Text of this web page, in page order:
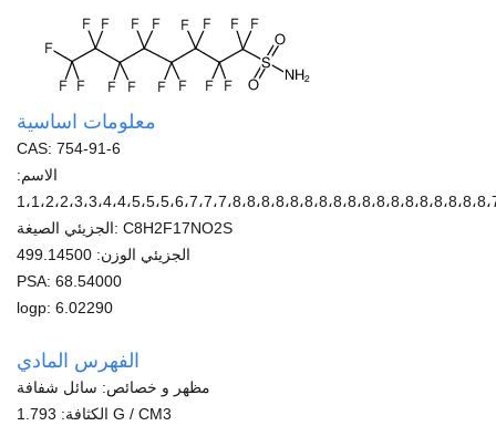
معلومات اساسية
CAS: 754-91-6
الاسم:
الجزيئي الصيغة: C8H2F17NO2S
الجزيئي الوزن: 499.14500
PSA: 68.54000
logp: 6.02290
الفهرس المادي
مظهر و خصائص: سائل شفافة
الكثافة: 1.793 G / CM3